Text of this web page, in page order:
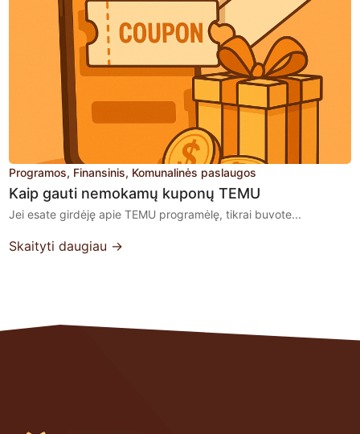
Programos Finansinis Komunalinės paslaugos
Kaip gauti nemokamų kuponų TEMU
Jei esate girdėję apie TEMU programėlę, tikrai buvote...
Skaityti daugiau →